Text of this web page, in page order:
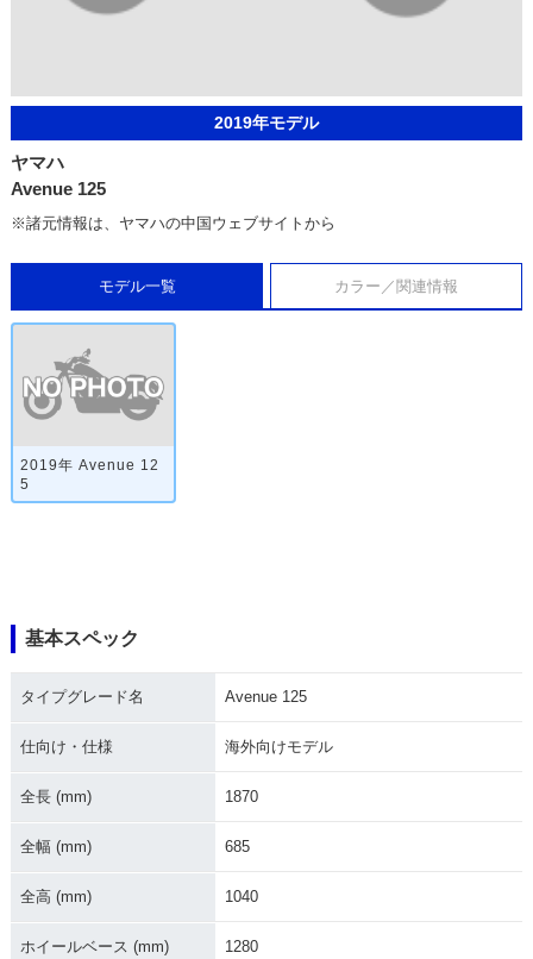
2019年モデル
ヤマハ
Avenue 125
※諸元情報は、ヤマハの中国ウェブサイトから
モデル一覧 カラー／関連情報
2019年 Avenue 12
5
基本スペック
タイプグレード名 Avenue 125
仕向け・仕様 海外向けモデル
全長 (mm) 1870
全幅 (mm) 685
全高 (mm) 1040
ホイールベース (mm) 1280